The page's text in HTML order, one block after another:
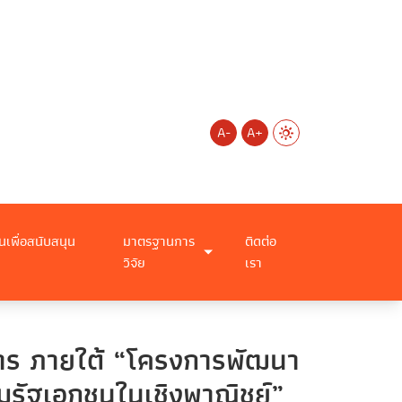
A- A+
เพื่อสนับสนุน
มาตรฐานการ
วิจัย
ติดต่อ
เรา
ภายใต้ “โครงการพัฒนา